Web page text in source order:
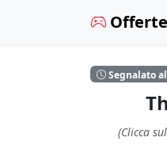
Segnalato
(Clicca